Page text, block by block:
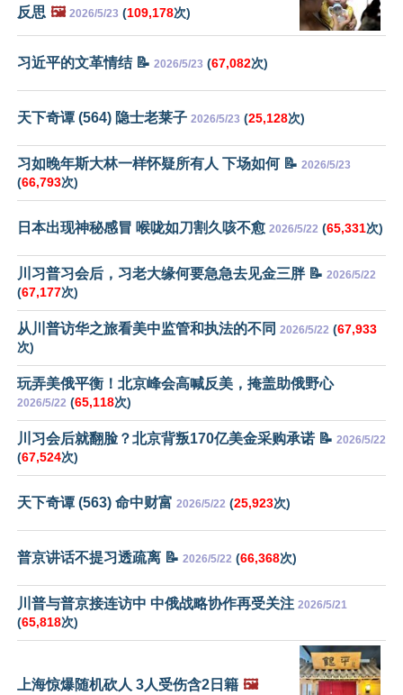
反思 🖼️ 2026/5/23 (109,178次)
习近平的文革情结 📝 2026/5/23 (67,082次)
天下奇谭 (564) 隐士老莱子 2026/5/23 (25,128次)
习如晚年斯大林一样怀疑所有人 下场如何 📝 2026/5/23
(66,793次)
日本出现神秘感冒 喉咙如刀割久咳不愈 2026/5/22 (65,331次)
川习普习会后，习老大缘何要急急去见金三胖 📝 2026/5/22
(67,177次)
从川普访华之旅看美中监管和执法的不同 2026/5/22 (67,933
次)
玩弄美俄平衡！北京峰会高喊反美，掩盖助俄野心
2026/5/22 (65,118次)
川习会后就翻脸？北京背叛170亿美金采购承诺 📝 2026/5/22
(67,524次)
天下奇谭 (563) 命中财富 2026/5/22 (25,923次)
普京讲话不提习透疏离 📝 2026/5/22 (66,368次)
川普与普京接连访中 中俄战略协作再受关注 2026/5/21
(65,818次)
上海惊爆随机砍人 3人受伤含2日籍 🖼️